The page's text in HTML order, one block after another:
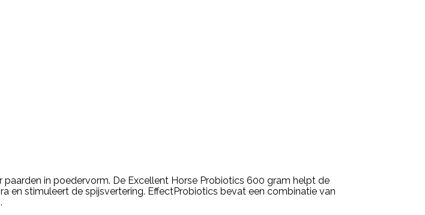
in poedervorm. De Excellent Horse Probiotics 600 gram helpt de
en stimuleert de spijsvertering. EffectProbiotics bevat een combinatie van